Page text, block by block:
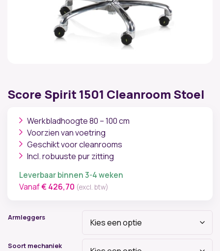
Score Spirit 1501 Cleanroom Stoel
Werkbladhoogte 80 – 100 cm
Voorzien van voetring
Geschikt voor cleanrooms
Incl. robuuste pur zitting
Leverbaar binnen 3-4 weken
Vanaf€ 426,70 (excl. btw)
Armleggers
Soort mechaniek